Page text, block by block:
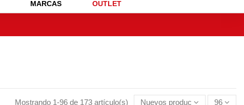
MARCAS OUTLET
Mostrando 1-96 de 173 artículo(s) Nuevos productos primero
96